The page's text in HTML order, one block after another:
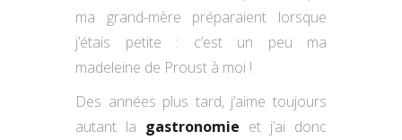
ma grand-mère préparaient lorsque
j’étais petite : c’est un peu ma
madeleine de Proust à moi !
Des années plus tard, j’aime toujours
autant la gastronomie et j’ai donc